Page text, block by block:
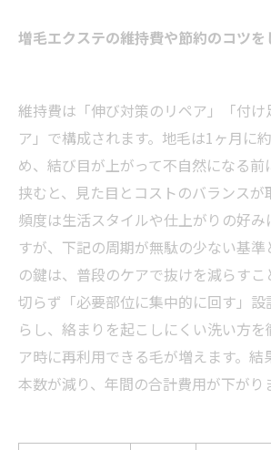
増毛エクステの維持費や節約のコツを
維持費は「伸び対策のリペア」「付
ア」で構成されます。地毛は1ヶ月に
め、結び目が上がって不自然になる前
挟むと、見た目とコストのバランスが
頻度は生活スタイルや仕上がりの好み
すが、下記の周期が無駄の少ない基準
の鍵は、普段のケアで抜けを減らすこ
切らず「必要部位に集中的に回す」設
らし、絡まりを起こしにくい洗い方
ア時に再利用できる毛が増えます。結
本数が減り、年間の合計費用が下がり